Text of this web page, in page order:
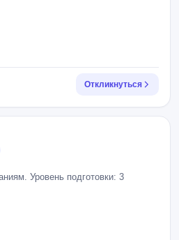
Откликнуться
Уровень подготовки: 3